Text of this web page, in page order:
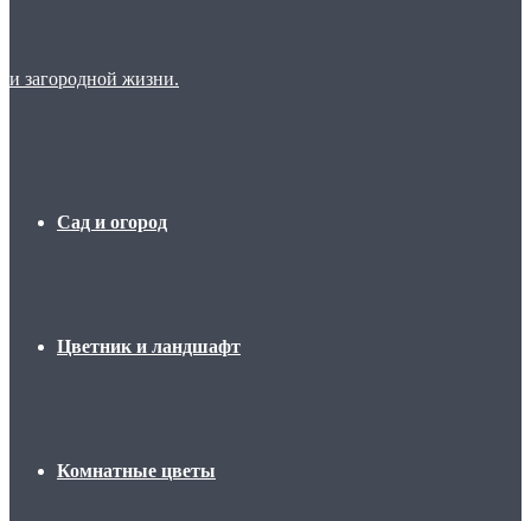
Сад и огород
Цветник и ландшафт
Комнатные цветы